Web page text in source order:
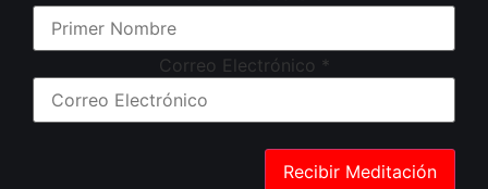
Correo Electrónico *